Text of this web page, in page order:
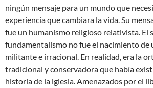
ningún mensaje para un mundo que
experiencia que cambiara la vida. Su
fue un humanismo religioso relativista. El
fundamentalismo no fue el nacimiento de
militante e irracional. En realidad, era la
tradicional y conservadora que había
historia de la iglesia. Amenazados por el